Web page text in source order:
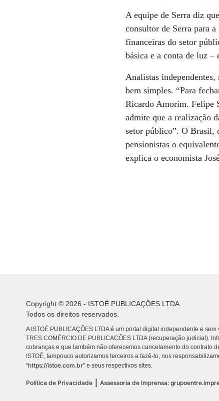
A equipe de Serra diz
consultor de Serra para
financeiras do setor
básica e a conta de luz
Analistas
bem simples. “Para
Ricardo Amorim. Felipe
admite que a realização
setor público”. O Brasil,
pensionistas o
explica o economista
Copyright © 2026 - ISTOÉ PUBLICAÇÕES LTDA
Todos os direitos reservados.
A ISTOÉ PUBLICAÇÕES LTDA é um portal digital independente e
TRES COMÉRCIO DE PUBLICACÕES LTDA (recuperação judicial).
cobranças e que também não oferecemos cancelamento do contrato
ISTOÉ, tampouco autorizamos terceiros a fazê-lo, nos
“https://istoe.com.br” e seus respectivos sites.
Política de Privacidade | Assessoria de Imprensa: